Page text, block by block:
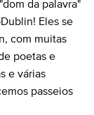
da palavra"
Eles se
com muitas
poetas e
e várias
passeios